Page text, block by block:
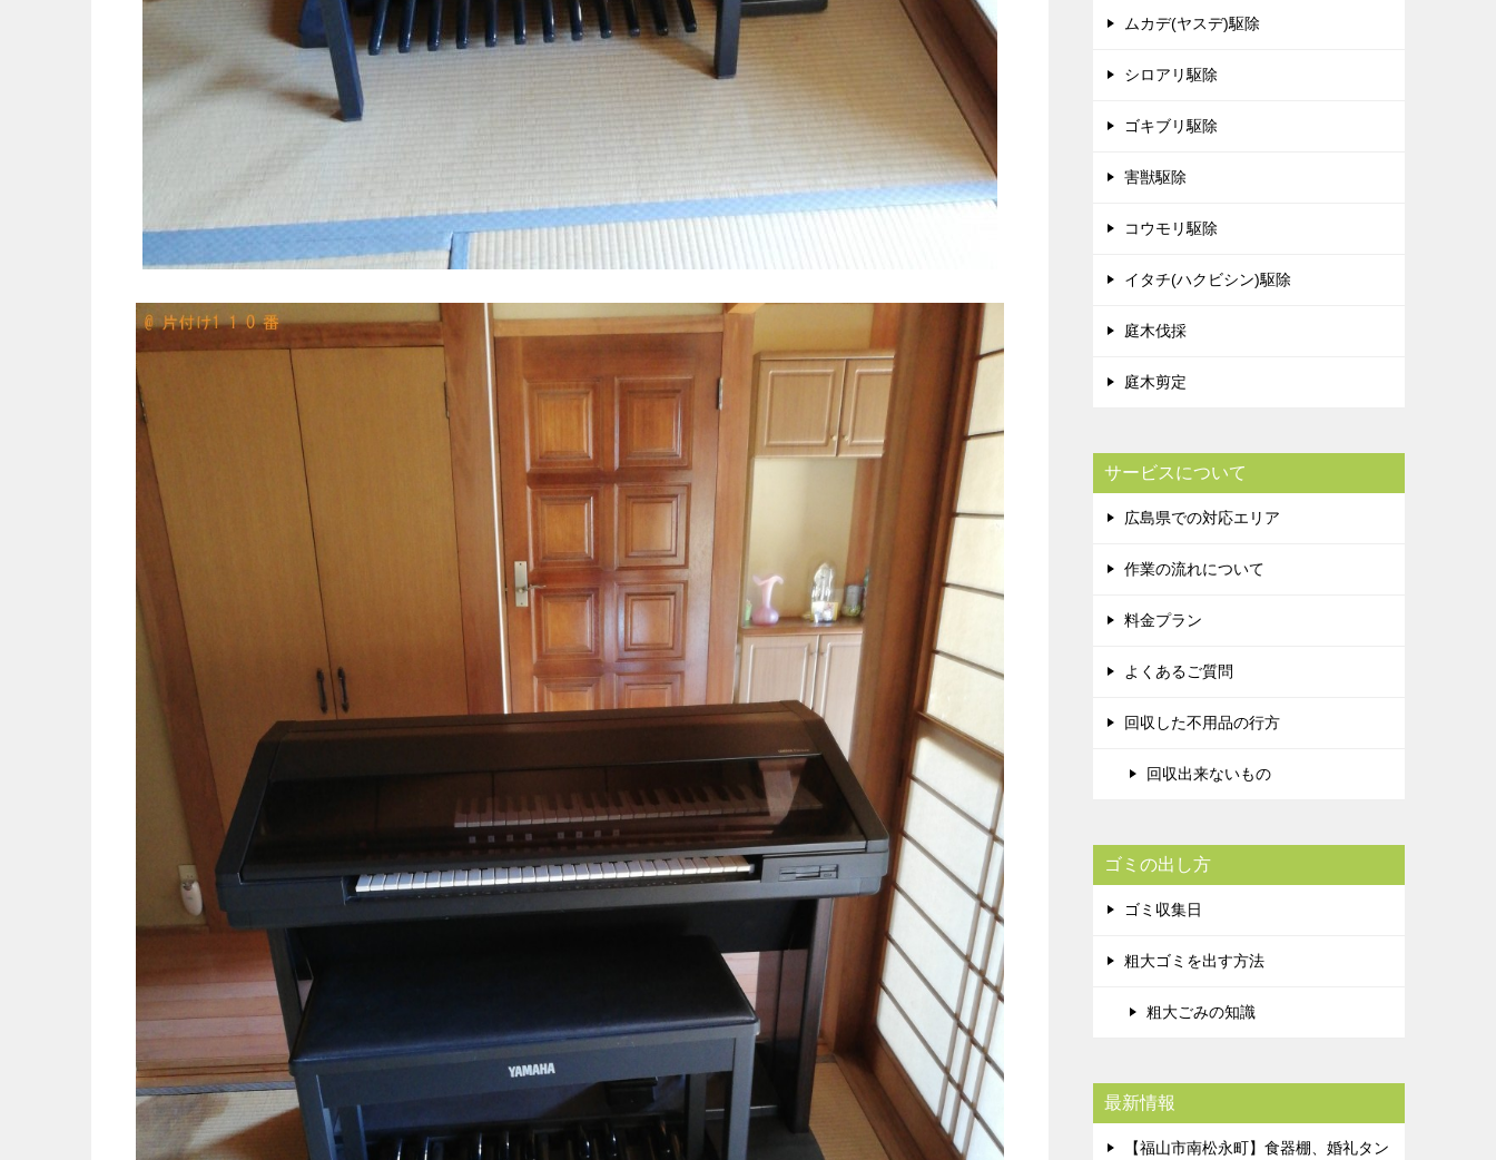
ムカデ(ヤスデ)駆除
シロアリ駆除
ゴキブリ駆除
害獣駆除
コウモリ駆除
イタチ(ハクビシン)駆除
庭木伐採
庭木剪定
サービスについて
広島県での対応エリア
作業の流れについて
料金プラン
よくあるご質問
回収した不用品の行方
回収出来ないもの
ゴミの出し方
ゴミ収集日
粗大ゴミを出す方法
粗大ごみの知識
最新情報
【福山市南松永町】食器棚、婚礼タン